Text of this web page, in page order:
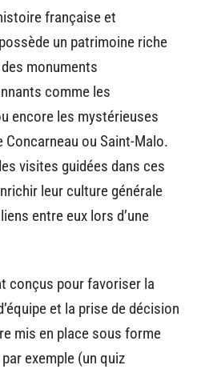
française et
un patrimoine riche
monuments
comme les
encore les mystérieuses
ou Saint-Malo.
visites guidées dans ces
leur culture générale
entre eux lors d’une
conçus pour favoriser la
et la prise de décision
mis en place sous forme
exemple (un quiz